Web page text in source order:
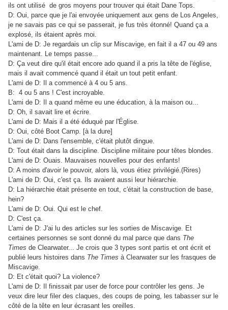
ils ont utilisé de gros moyens pour trouver qui était Dane Tops.
D: Oui, parce que je l'ai envoyée uniquement aux gens de Los Angeles,
je ne savais pas ce qui se passerait, je fus très étonné! Quand ça a
explosé, ils étaient après moi.
L'ami de D: Je regardais un clip sur Miscavige, en fait il a 47 ou 49 ans
maintenant. Le temps passe...
D: Ça veut dire qu'il était encore ado quand il a pris la tête de l'église,
mais il avait commencé quand il était un tout petit enfant.
L'ami de D: Il a commencé à 4 ou 5 ans.
B: 4 ou 5 ans ! C'est incroyable.
L'ami de D: Il a quand même eu une éducation, à la maison ou...
D: Oh, il savait lire et écrire.
L'ami de D: Mais il a été éduqué par l'Église.
D: Oui, côté Boot Camp. [à la dure]
L'ami de D: Dans l'ensemble, c'était plutôt dingue.
D: Tout était dans la discipline. Discipline militaire pour têtes blondes.
L'ami de D: Ouais. Mauvaises nouvelles pour des enfants!
D: A moins d'avoir le pouvoir, alors là, vous étiez privilégié.(Rires)
L'ami de D: Oui, c'est ça. Ils avaient aussi leur hiérarchie.
D: La hiérarchie était présente en tout, c'était la construction de base,
hein?
L'ami de D: Oui. Qui est le chef.
D: C'est ça.
L'ami de D: J'ai lu des articles sur les sorties de Miscavige. Et
certaines personnes se sont donné du mal parce que dans The
Times de Clearwater... Je crois que 3 types sont partis et ont écrit et
publié leurs histoires dans The Times à Clearwater sur les frasques de
Miscavige.
D: Et c'était quoi? La violence?
L'ami de D: Il finissait par user de force pour contrôler les gens. Je
veux dire leur filer des claques, des coups de poing, les tabasser sur le
côté de la tête en leur écrasant les oreilles.